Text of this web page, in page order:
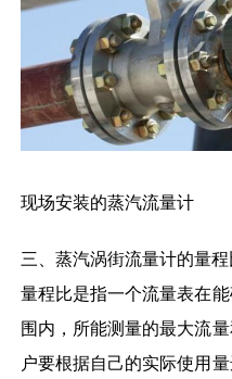
现场安装的蒸汽流量计
三、蒸汽涡街流量计的量
量程比是指一个流量表在
围内，所能测量的最大流
户要根据自己的实际使用